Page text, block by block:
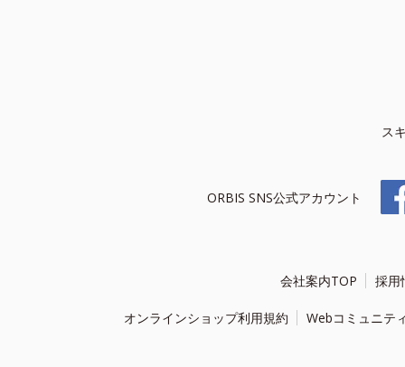
ス
ORBIS SNS公式アカウント
会社案内TOP 採用
オンラインショップ利用規約 Webコミュニテ